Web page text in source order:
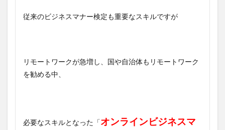
従来のビジネスマナー検定も重要なスキルですが
リモートワークが急増し、国や自治体もリモートワーク
を勧める中、
必要なスキルとなった「オンラインビジネスマ